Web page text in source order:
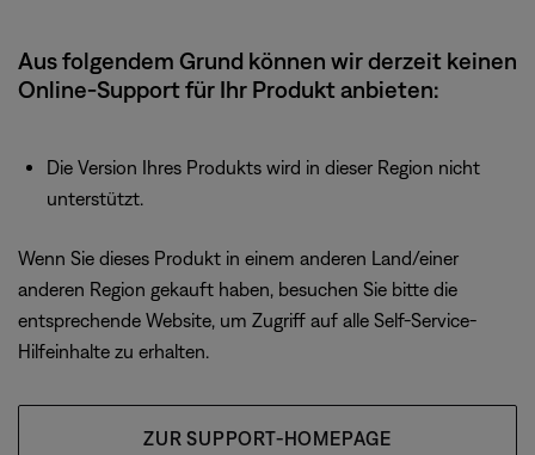
Aus folgendem Grund können wir derzeit keinen
Online-Support für Ihr Produkt anbieten:
Die Version Ihres Produkts wird in dieser Region nicht
unterstützt.
Wenn Sie dieses Produkt in einem anderen Land/einer
anderen Region gekauft haben, besuchen Sie bitte die
entsprechende Website, um Zugriff auf alle Self-Service-
Hilfeinhalte zu erhalten.
ZUR SUPPORT-HOMEPAGE